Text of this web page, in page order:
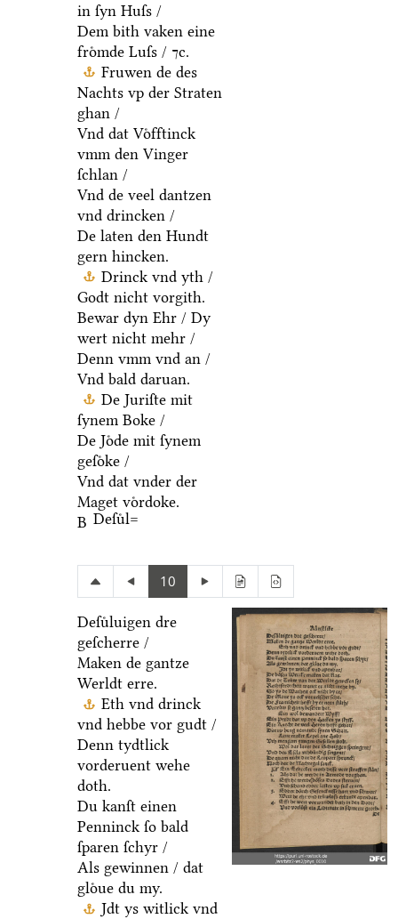
in ſyn Huſs /
Dem bith vaken eine
froͤmde Luſs / ⁊c.
Fruwen de des
Nachts vp der Straten
ghan /
Vnd dat Voͤfftinck
vmm den Vinger
ſchlan /
Vnd de veel dantzen
vnd drincken /
De laten den Hundt
gern hincken.
Drinck vnd yth /
Godt nicht vorgith.
Bewar dyn Ehr / Dy
wert nicht mehr /
Denn vmm vnd an /
Vnd bald daruan.
De Juriſte mit
ſynem Boke /
De Joͤde mit ſynem
geſoͤke /
Vnd dat vnder der
Maget voͤrdoke.
B Deſuͤl=
10
Deſuͤluigen dre
geſcherre /
Maken de gantze
Werldt erre.
Eth vnd drinck
vnd hebbe vor gudt /
Denn tydtlick
vorderuent wehe
doth.
Du kanſt einen
Penninck ſo bald
ſparen ſchyr /
Als gewinnen / dat
gloͤue du my.
Jdt ys witlick vnd